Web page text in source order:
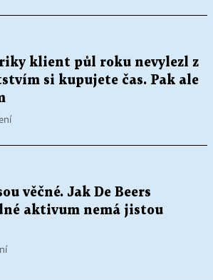
klient půl roku nevylezl z
si kupujete čas. Pak ale
věčné. Jak De Beers
aktivum nemá jistou